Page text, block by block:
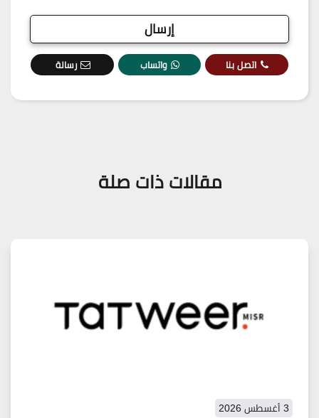
اتصل بنا واتساب رسالة
مقالات ذات صلة
3 أغسطس 2026